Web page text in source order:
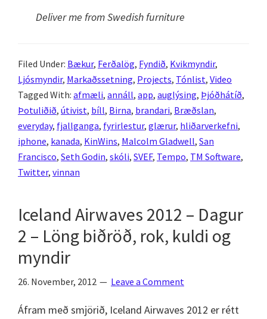
Deliver me from Swedish furniture
Filed Under: Bækur, Ferðalög, Fyndið, Kvikmyndir,
Ljósmyndir, Markaðssetning, Projects, Tónlist, Video
Tagged With: afmæli, annáll, app, auglýsing, Þjóðhátíð,
Þotuliðið, útivist, bíll, Birna, brandari, Bræðslan,
everyday, fjallganga, fyrirlestur, glærur, hliðarverkefni,
iphone, kanada, KinWins, Malcolm Gladwell, San
Francisco, Seth Godin, skóli, SVEF, Tempo, TM Software,
Twitter, vinnan
Iceland Airwaves 2012 – Dagur
2 – Löng biðröð, rok, kuldi og
myndir
26. November, 2012 Leave a Comment
Áfram með smjörið, Iceland Airwaves 2012 er rétt